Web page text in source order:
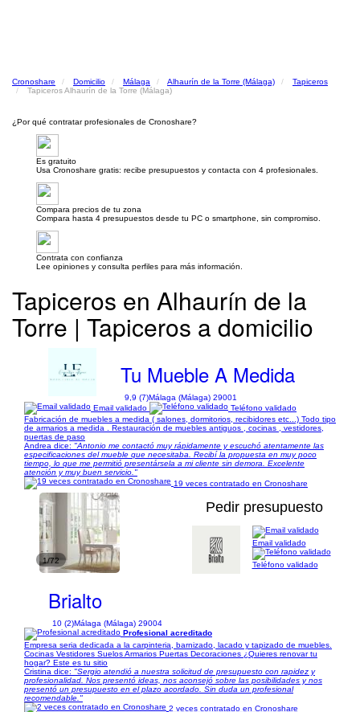
Cronoshare Domicilio Málaga Alhaurín de la Torre (Málaga)
Tapiceros
Tapiceros Alhaurín de la Torre (Málaga)
¿Por qué contratar profesionales de Cronoshare?
Es gratuito
Usa Cronoshare gratis: recibe presupuestos y contacta con 4 profesionales.
Compara precios de tu zona
Compara hasta 4 presupuestos desde tu PC o smartphone, sin compromiso.
Contrata con confianza
Lee opiniones y consulta perfiles para más información.
Tapiceros en Alhaurín de la
Torre | Tapiceros a domicilio
Tu Mueble A Medida
9,9 (7)Málaga (Málaga) 29001
Email validado
Teléfono validado
Fabricación de muebles a medida ( salones, dormitorios, recibidores etc...) Todo tipo
de armarios a medida . Restauración de muebles antiguos , cocinas , vestidores,
puertas de paso
Andrea dice: "Antonio me contactó muy rápidamente y escuchó atentamente las
especificaciones del mueble que necesitaba. Recibí la propuesta en muy poco
tiempo, lo que me permitió presentársela a mi cliente sin demora. Excelente
atención y muy buen servicio."
19 veces contratado en Cronoshare
1/72
Pedir presupuesto
Brialto
10 (2)Málaga (Málaga) 29004
Email validado
Teléfono validado
Profesional acreditado
Empresa seria dedicada a la carpinteria, barnizado, lacado y tapizado de muebles.
Cocinas Vestidores Suelos Armarios Puertas Decoraciones ¿Quieres renovar tu
hogar? Este es tu sitio
Cristina dice: "Sergio atendió a nuestra solicitud de presupuesto con rapidez y
profesionalidad. Nos presentó ideas, nos aconsejó sobre las posibilidades y nos
presentó un presupuesto en el plazo acordado. Sin duda un profesional
recomendable."
2 veces contratado en Cronoshare